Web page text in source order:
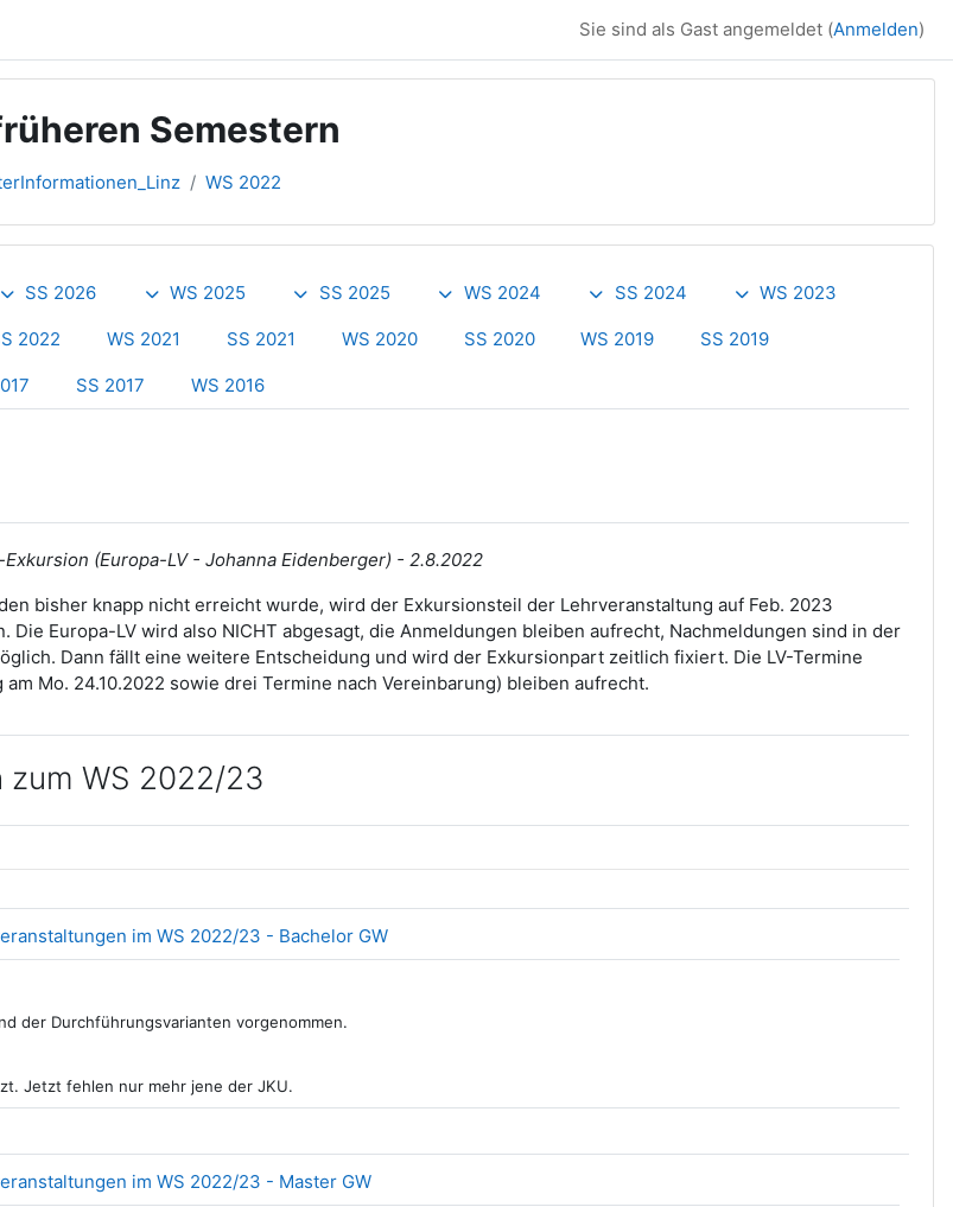
Sie sind als Gast angemeldet (Anmelden)
Semestern
WS 2022
SS 2026 WS 2025 SS 2025 WS 2024 SS 2024 WS 2023
2022 WS 2021 SS 2021 WS 2020 SS 2020 WS 2019 SS 2019
SS 2017 WS 2016
(Europa-LV - Johanna Eidenberger) - 2.8.2022
bisher knapp nicht erreicht wurde, wird der Exkursionsteil der Lehrveranstaltung auf Feb. 2023
Die Europa-LV wird also NICHT abgesagt, die Anmeldungen bleiben aufrecht, Nachmeldungen sind in der
Dann fällt eine weitere Entscheidung und wird der Exkursionpart zeitlich fixiert. Die LV-Termine
Mo. 24.10.2022 sowie drei Termine nach Vereinbarung) bleiben aufrecht.
zum WS 2022/23
im WS 2022/23 - Bachelor GW
der Durchführungsvarianten vorgenommen.
Jetzt fehlen nur mehr jene der JKU.
im WS 2022/23 - Master GW